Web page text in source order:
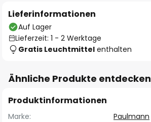
Lieferinformationen
Auf Lager
Lieferzeit: 1 - 2 Werktage
Gratis Leuchtmittel enthalten
Ähnliche Produkte entdecken
Produktinformationen
Marke:
Paulmann